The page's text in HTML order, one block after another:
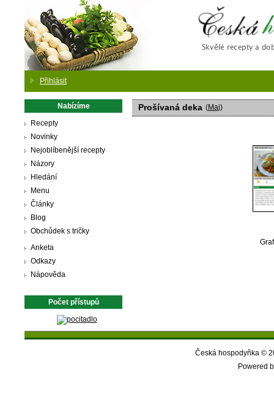
Přihlásit
Nabízíme
Recepty
Novinky
Nejoblíbenější recepty
Názory
Hledání
Menu
Články
Blog
Obchůdek s tričky
Anketa
Odkazy
Nápověda
Počet přístupů
Prošívaná deka (Maj)
Česká hospodyňka ©
Powered